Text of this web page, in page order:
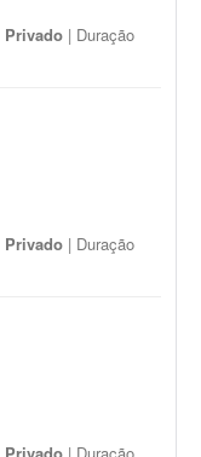
Privado | Duração
Privado | Duração